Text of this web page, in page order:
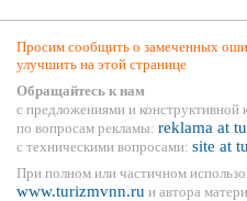
Просим сообщить о замеченных
улучшить на этой странице
Обращайтесь к нам
с предложениями и конструктивной
по вопросам рекламы: reklama at
с техническими вопросами: site at
При полном или частичном
www.turizmvnn.ru и автора